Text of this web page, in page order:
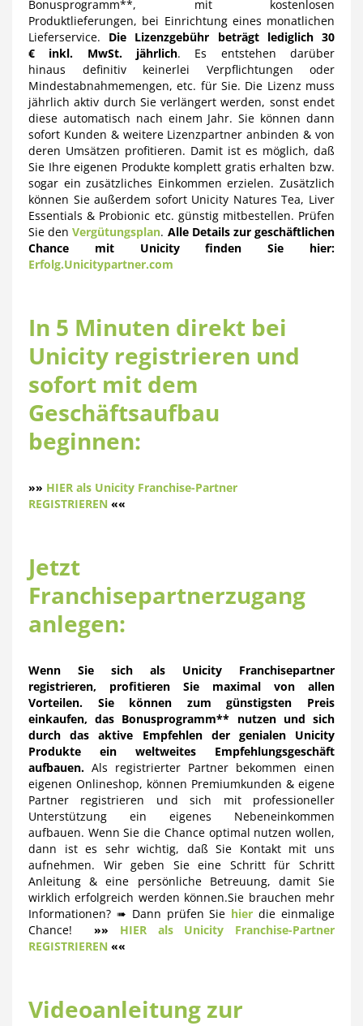
Bonusprogramm**, mit kostenlosen
Produktlieferungen, bei Einrichtung eines monatlichen
Lieferservice. Die Lizenzgebühr beträgt lediglich 30
€ inkl. MwSt. jährlich.
Es entstehen darüber
hinaus
definitiv keinerlei Verpflichtungen oder
Mindestabnahmemengen, etc. für Sie. Die Lizenz muss
jährlich aktiv durch Sie verlängert werden, sonst endet
diese automatisch nach einem Jahr. Sie können dann
sofort Kunden & weitere Lizenzpartner anbinden & von
deren Umsätzen profitieren. Damit ist es möglich, daß
Sie Ihre eigenen Produkte komplett gratis erhalten bzw.
sogar ein zusätzliches Einkommen erzielen. Zusätzlich
können Sie außerdem sofort Unicity Natures Tea, Liver
Essentials & Probionic etc. günstig mitbestellen. Prüfen
Sie denVergütungsplan. Alle Details zur geschäftlichen
Chance mit Unicity finden Sie hier:
Erfolg.Unicitypartner.com
In 5 Minuten direkt bei
Unicity registrieren und
sofort mit dem
Geschäftsaufbau
beginnen:
»» HIER als Unicity Franchise-Partner
REGISTRIEREN ««
Jetzt
Franchisepartnerzugang
anlegen:
Wenn Sie sich als Unicity Franchisepartner
registrieren, profitieren Sie maximal von allen
Vorteilen. Sie können zum günstigsten Preis
einkaufen, das Bonusprogramm** nutzen und sich
durch das aktive Empfehlender genialen Unicity
Produkte ein weltweites Empfehlungsgeschäft
aufbauen. Als registrierter Partner bekommen einen
eigenen Onlineshop, können Premiumkunden & eigene
Partner registrieren und sich mit professioneller
Unterstützung ein eigenes Nebeneinkommen
aufbauen. Wenn Sie die Chance optimal nutzen wollen,
dann ist es sehr wichtig, daß Sie Kontakt mit uns
aufnehmen. Wir geben Sie eine Schritt für Schritt
Anleitung & eine persönliche Betreuung, damit Sie
wirklich erfolgreich werden können.Sie brauchen mehr
Informationen? ➠ Dann prüfen Sie hier die einmalige
Chance!»»
HIER als Unicity Franchise-Partner
REGISTRIEREN ««
Videoanleitung zur